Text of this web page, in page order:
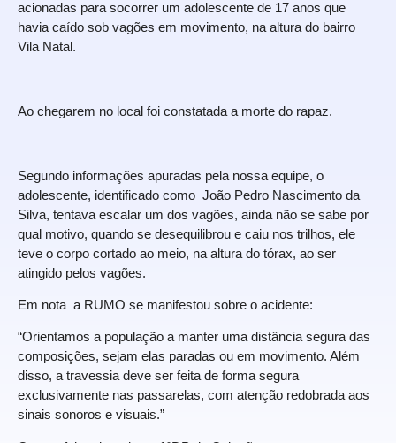
acionadas para socorrer um adolescente de 17 anos que
havia caído sob vagões em movimento, na altura do bairro
Vila Natal.
Ao chegarem no local foi constatada a morte do rapaz.
Segundo informações apuradas pela nossa equipe, o
adolescente, identificado como João Pedro Nascimento da
Silva, tentava escalar um dos vagões, ainda não se sabe por
qual motivo, quando se desequilibrou e caiu nos trilhos, ele
teve o corpo cortado ao meio, na altura do tórax, ao ser
atingido pelos vagões.
Em nota a RUMO se manifestou sobre o acidente:
“Orientamos a população a manter uma distância segura das
composições, sejam elas paradas ou em movimento. Além
disso, a travessia deve ser feita de forma segura
exclusivamente nas passarelas, com atenção redobrada aos
sinais sonoros e visuais.”